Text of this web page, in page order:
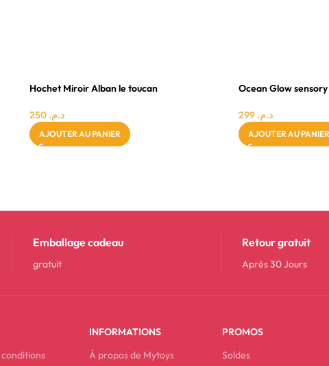
Hochet Miroir Alban le toucan
د.م. 250
AJOUTER AU PANIER
Ocean Glow
د.م.
AJOUTER AU PANIER
Emballage cadeau
gratuit
Retour gratuit
Après 30 Jours
INFORMATIONS
À propos de Mytoys
PROMOS
Soldes